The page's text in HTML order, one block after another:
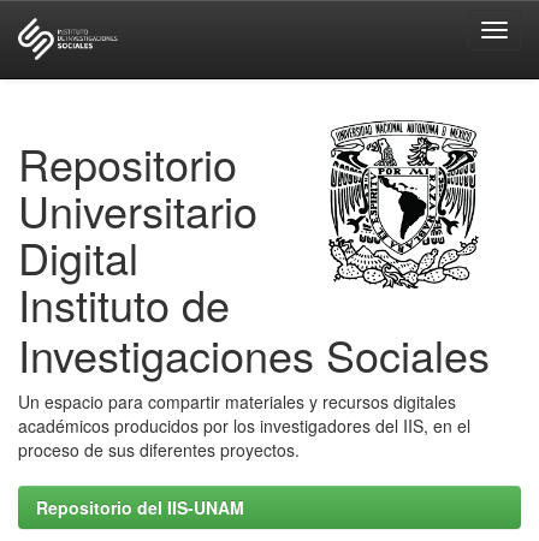
Repositorio
Universitario
Digital
Instituto de
Investigaciones Sociales
Un espacio para compartir materiales y recursos digitales
académicos producidos por los investigadores del IIS, en el
proceso de sus diferentes proyectos.
Repositorio del IIS-UNAM